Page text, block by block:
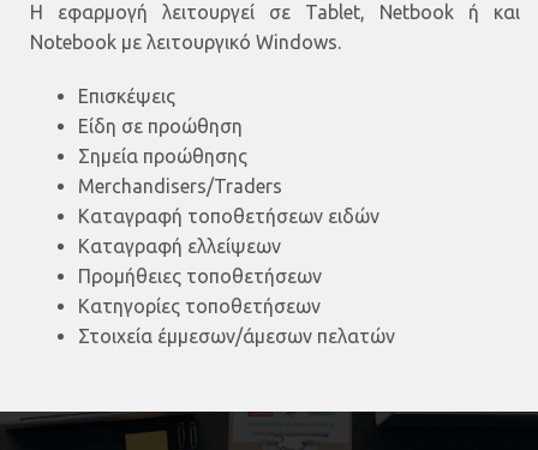
Η εφαρμογή λειτουργεί σε Tablet, Netbook ή και
Νοtebook με λειτουργικό Windows.
Επισκέψεις
Είδη σε προώθηση
Σημεία προώθησης
Merchandisers/Traders
Καταγραφή τοποθετήσεων ειδών
Καταγραφή ελλείψεων
Προμήθειες τοποθετήσεων
Κατηγορίες τοποθετήσεων
Στοιχεία έμμεσων/άμεσων πελατών